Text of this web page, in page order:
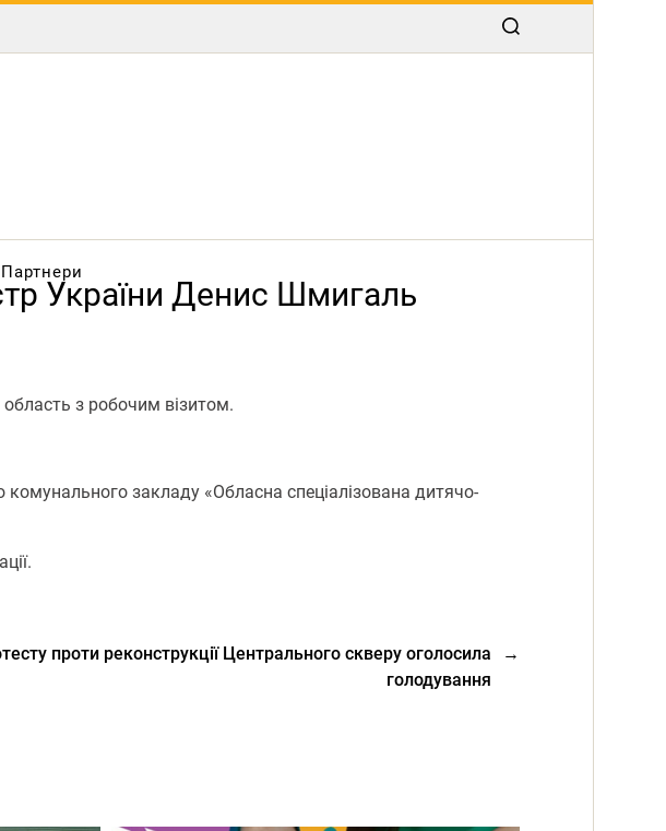
Партнери
України Денис Шмигаль
з робочим візитом.
закладу «Обласна спеціалізована дитячо-
→
проти реконструкції Центрального скверу оголосила
голодування